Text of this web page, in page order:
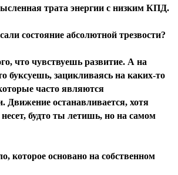
трата энергии с низким КПД.
состояние абсолютной трезвости?
что чувствуешь развитие. А на
буксуешь, зацикливаясь на каких-то
часто являются
Движение останавливается, хотя
будто ты летишь, но на самом
которое основано на собственном